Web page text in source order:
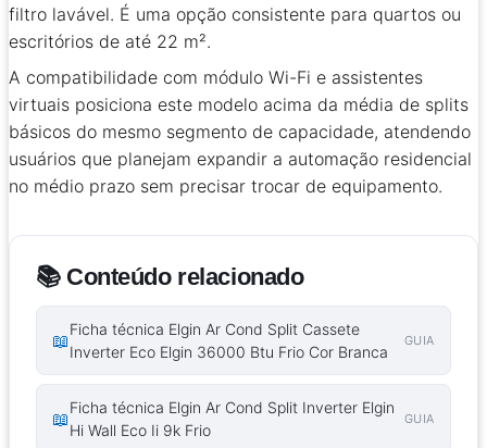
filtro lavável. É uma opção consistente para quartos ou
escritórios de até 22 m².
A compatibilidade com módulo Wi-Fi e assistentes
virtuais posiciona este modelo acima da média de splits
básicos do mesmo segmento de capacidade, atendendo
usuários que planejam expandir a automação residencial
no médio prazo sem precisar trocar de equipamento.
📚 Conteúdo relacionado
📖
Ficha técnica Elgin Ar Cond Split Cassete
Inverter Eco Elgin 36000 Btu Frio Cor Branca
GUIA
📖
Ficha técnica Elgin Ar Cond Split Inverter Elgin
Hi Wall Eco Ii 9k Frio
GUIA